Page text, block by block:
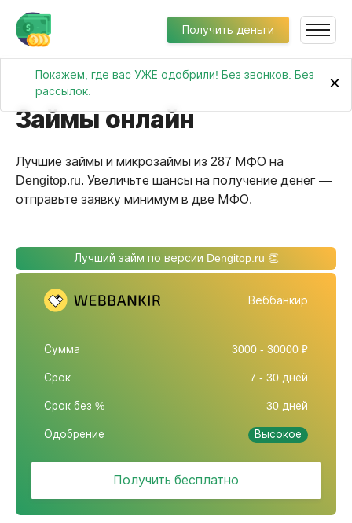
Покажем, где вас УЖЕ одобрили! Без звонков. Без
рассылок.
×
Получить деньги
Займы онлайн
Лучшие займы и микрозаймы из 287 МФО на
Dengitop.ru. Увеличьте шансы на получение денег —
отправьте заявку минимум в две МФО.
Лучший займ по версии Dengitop.ru 👏
Веббанкир
Сумма 3000 - 30000 ₽
Срок 7 - 30 дней
Срок без % 30 дней
Одобрение Высокое
Получить бесплатно